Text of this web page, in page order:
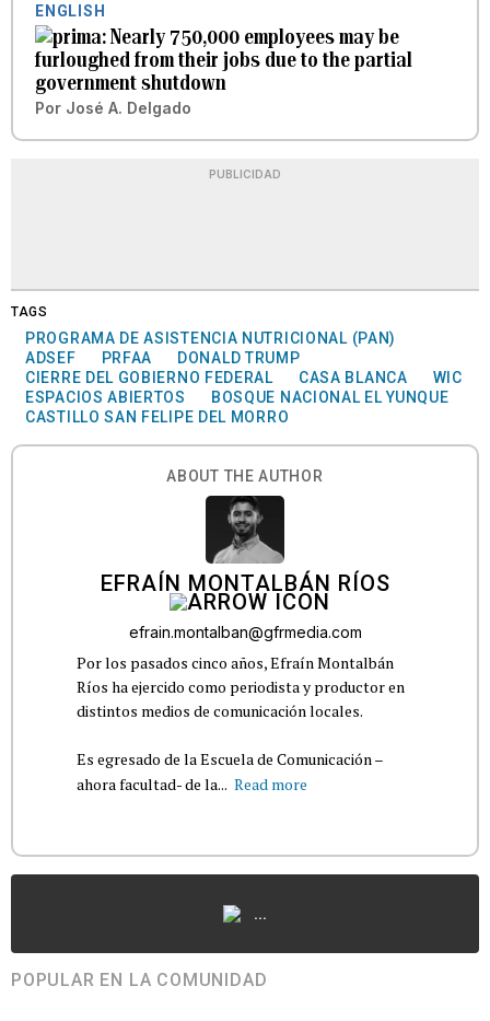
ENGLISH
Nearly 750,000 employees may be
furloughed from their jobs due to the partial
government shutdown
Por José A. Delgado
PUBLICIDAD
TAGS
PROGRAMA DE ASISTENCIA NUTRICIONAL (PAN)
ADSEF
PRFAA
DONALD TRUMP
CIERRE DEL GOBIERNO FEDERAL
CASA BLANCA
WIC
ESPACIOS ABIERTOS
BOSQUE NACIONAL EL YUNQUE
CASTILLO SAN FELIPE DEL MORRO
ABOUT THE AUTHOR
EFRAÍN MONTALBÁN RÍOS
efrain.montalban@gfrmedia.com
Por los pasados cinco años, Efraín Montalbán
Ríos ha ejercido como periodista y productor en
distintos medios de comunicación locales.
Es egresado de la Escuela de Comunicación –
ahora facultad- de la... Read more
...
POPULAR EN LA COMUNIDAD